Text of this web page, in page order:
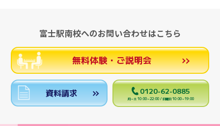
富士駅南校へのお問い合わせはこちら
無料体験・ご説明会
資料請求 0120-62-0885
月～土 10:00～22:00 / 日曜日 10:00～19:00